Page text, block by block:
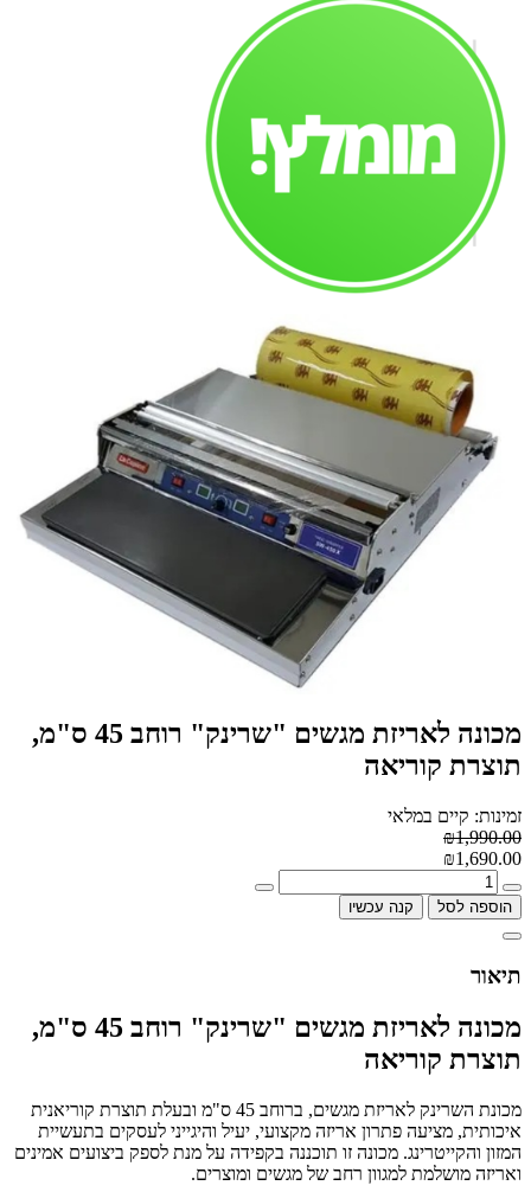
מכונה לאריזת מגשים "שרינק" רוחב 45 ס"מ,
תוצרת קוריאה
זמינות: קיים במלאי
₪1,990.00
₪1,690.00
הוספה לסל קנה עכשיו
תיאור
מכונה לאריזת מגשים "שרינק" רוחב 45 ס"מ,
תוצרת קוריאה
מכונת השרינק לאריזת מגשים, ברוחב 45 ס"מ ובעלת תוצרת קוריאנית
איכותית, מציעה פתרון אריזה מקצועי, יעיל והיגייני לעסקים בתעשיית
המזון והקייטרינג. מכונה זו תוכננה בקפידה על מנת לספק ביצועים אמינים
ואריזה מושלמת למגוון רחב של מגשים ומוצרים.